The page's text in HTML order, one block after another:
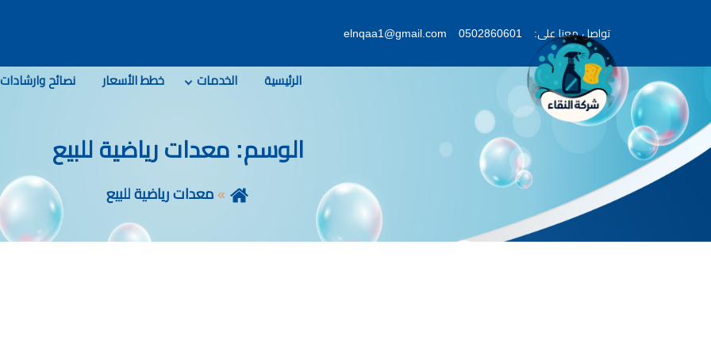
تواصل معنا على: 0502860601
elnqaa1@gmail.com
الرئيسية الخدمات خطط الأسعار نصائح وارشادات
الوسم:معدات رياضية للبيع
معدات رياضية للبيع